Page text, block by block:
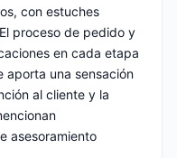
con estuches
proceso de pedido y
en cada etapa
aporta una sensación
al cliente y la
asesoramiento